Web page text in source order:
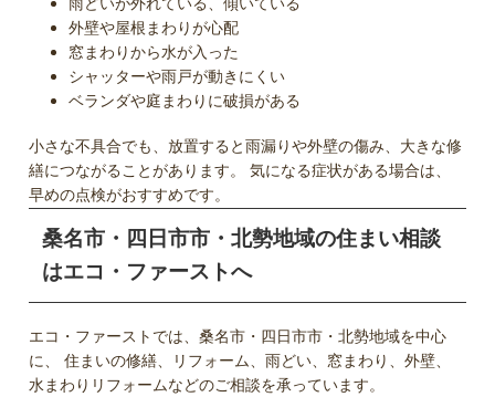
外壁や屋根まわりが心配
窓まわりから水が入った
シャッターや雨戸が動きにくい
ベランダや庭まわりに破損がある
小さな不具合でも、放置すると雨漏りや外壁の傷み、大きな修
繕につながることがあります。 気になる症状がある場合は、
早めの点検がおすすめです。
桑名市・四日市市・北勢地域の住まい相談
はエコ・ファーストへ
エコ・ファーストでは、桑名市・四日市市・北勢地域を中心
に、 住まいの修繕、リフォーム、雨どい、窓まわり、外壁、
水まわりリフォームなどのご相談を承っています。